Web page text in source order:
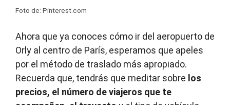
Foto de: Pinterest.com
Ahora que ya conoces cómo ir del aeropuerto de
Orly al centro de París, esperamos que apeles
por el método de traslado más apropiado.
Recuerda que, tendrás que meditar sobre los
precios, el número de viajeros que te